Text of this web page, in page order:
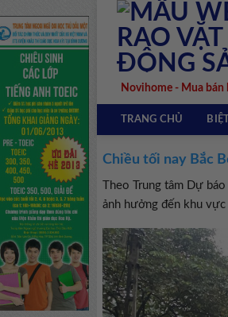
Skip
content
Novihome - Mua
TRANG CHỦ
Chiều tối nay Bắc
Theo Trung tâm Dự
ảnh hưởng đến khu vực